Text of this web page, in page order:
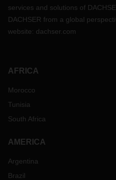
services and solutions of
DACHSER from a global
website: dachser.com
AFRICA
Morocco
Tunisia
South Africa
AMERICA
Argentina
Brazil